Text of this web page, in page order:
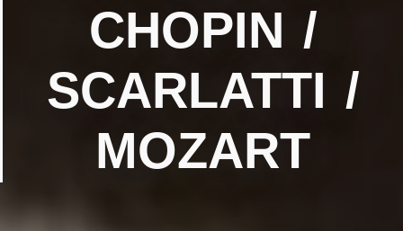
CHOPIN /
SCARLATTI /
MOZART